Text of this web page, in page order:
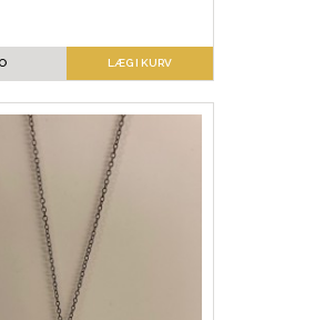
LÆG I KURV